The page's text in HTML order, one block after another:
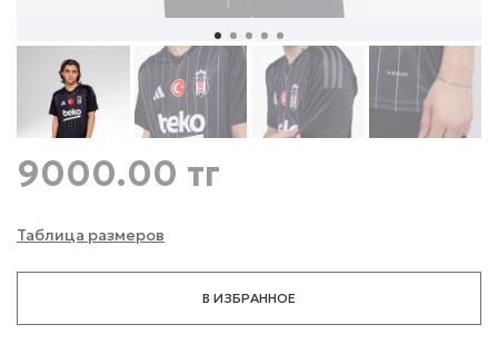
Таблица размеров
9000.00 тг
В ИЗБРАННОЕ